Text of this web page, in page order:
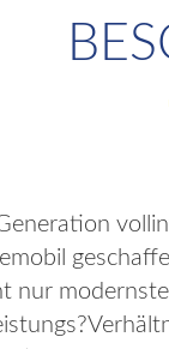
nur